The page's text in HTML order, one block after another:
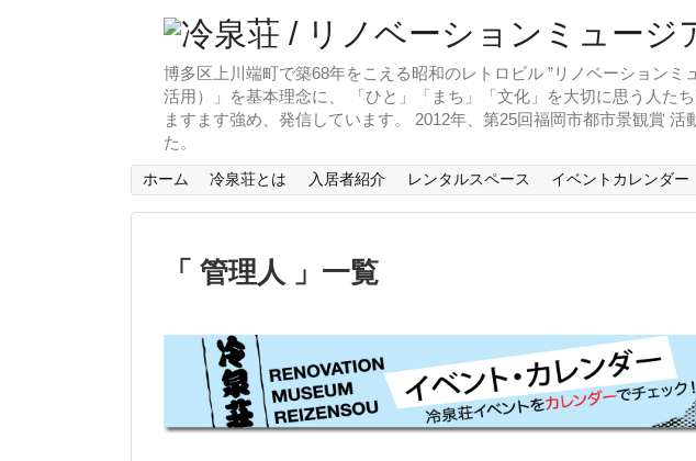
博多区上川端町で築68年をこえる昭和のレトロビル ”リノベーション
活用）」を基本理念に、 「ひと」「まち」「文化」を大切に思う人た
ますます強め、発信しています。 2012年、第25回福岡市都市景観賞
た。
ホーム 冷泉荘とは 入居者紹介 レンタルスペース イベントカレンダー
「 管理人 」一覧